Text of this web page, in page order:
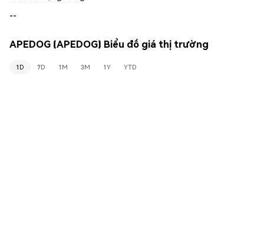
--
APEDOG (APEDOG) Biểu đồ giá thị trường
1D 7D 1M 3M 1Y YTD